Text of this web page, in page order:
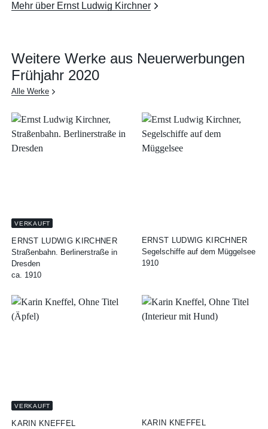
Mehr über Ernst Ludwig Kirchner
Weitere Werke aus Neuerwerbungen
Frühjahr 2020
Alle Werke
VERKAUFT
ERNST LUDWIG KIRCHNER
Straßenbahn. Berlinerstraße in
Dresden
ca. 1910
ERNST LUDWIG KIRCHNER
Segelschiffe auf dem Müggelsee
1910
VERKAUFT
KARIN KNEFFEL
KARIN KNEFFEL